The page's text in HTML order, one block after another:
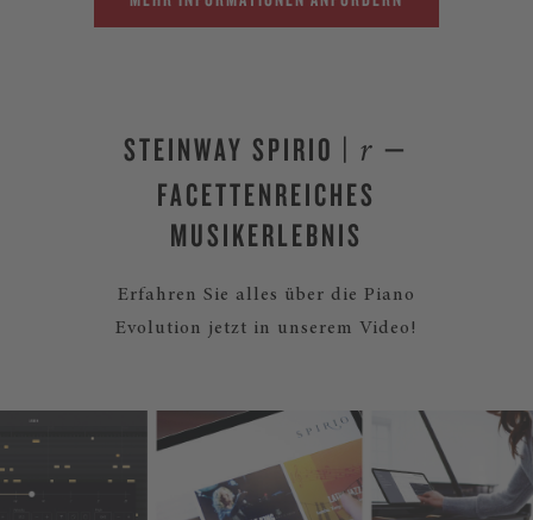
STEINWAY SPIRIO | r —
FACETTENREICHES
MUSIKERLEBNIS
Erfahren Sie alles über die Piano
Evolution jetzt in unserem Video!